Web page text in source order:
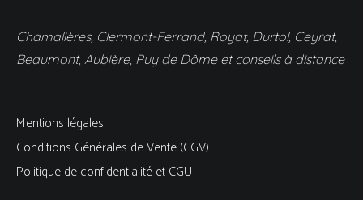
Chamalières, Clermont-Ferrand, Royat, Durtol, Ceyrat,
Beaumont, Aubière, Puy de Dôme et conseils à distance
Mentions légales
Conditions Générales de Vente (CGV)
Politique de confidentialité et CGU